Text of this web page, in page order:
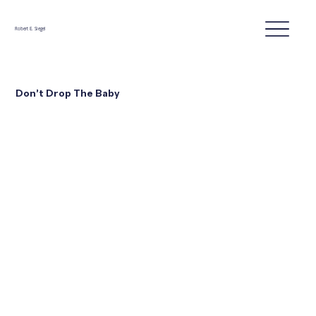
Robert E. Siegel
Don’t Drop The Baby